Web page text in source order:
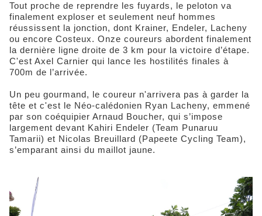
Tout proche de reprendre les fuyards, le peloton va
finalement exploser et seulement neuf hommes
réussissent la jonction, dont Krainer, Endeler, Lacheny
ou encore Costeux. Onze coureurs abordent finalement
la dernière ligne droite de 3 km pour la victoire d’étape.
C'est Axel Carnier qui lance les hostilités finales à
700m de l’arrivée.
Un peu gourmand, le coureur n'arrivera pas à garder la
tête et c'est le Néo-calédonien Ryan Lacheny, emmené
par son coéquipier Arnaud Boucher, qui s’impose
largement devant Kahiri Endeler (Team Punaruu
Tamarii) et Nicolas Breuillard (Papeete Cycling Team),
s’emparant ainsi du maillot jaune.